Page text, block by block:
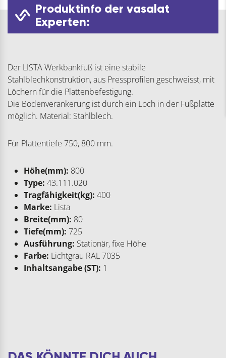
Produktinfo der vasalat
Experten:
Der LISTA Werkbankfuß ist eine stabile
Stahlblechkonstruktion, aus Pressprofilen geschweisst, mit
Löchern für die Plattenbefestigung.
Die Bodenverankerung ist durch ein Loch in der Fußplatte
möglich. Material: Stahlblech.
Für Plattentiefe 750, 800 mm.
Höhe(mm): 800
Type: 43.111.020
Tragfähigkeit(kg): 400
Marke: Lista
Breite(mm): 80
Tiefe(mm): 725
Ausführung: Stationär, fixe Höhe
Farbe: Lichtgrau RAL 7035
Inhaltsangabe (ST): 1